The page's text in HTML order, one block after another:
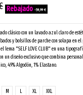
-59,99 €
clásico con un lavado azul claro de
y bolsillos de parche con solapa en el
lema "SELF LOVE CLUB" en una
un diseño exclusivo que combina
49% Algodón, 1% Elastano.
M L XL XXL